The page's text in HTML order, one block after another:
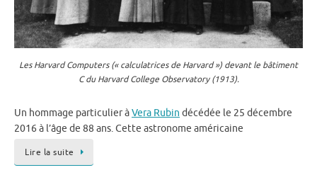
Les Harvard Computers (« calculatrices de Harvard ») devant le bâtiment
C du Harvard College Observatory (1913).
Un hommage particulier àVera Rubin décédée le 25 décembre
2016 à l’âge de 88 ans. Cette astronome américaine
Lire la suite